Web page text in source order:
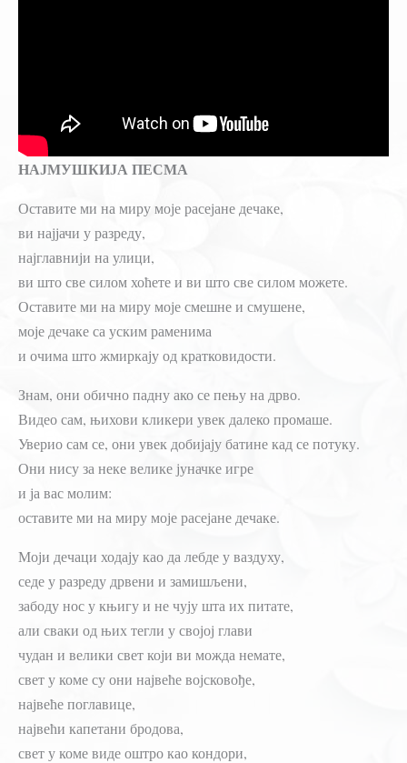
НАЈМУШКИЈА ПЕСМА
Оставите ми на миру моје расејане дечаке,
ви најјачи у разреду,
најглавнији на улици,
ви што све силом хоћете и ви што све силом можете.
Оставите ми на миру моје смешне и смушене,
моје дечаке са уским раменима
и очима што жмиркају од кратковидости.
Знам, они обично падну ако се пењу на дрво.
Видео сам, њихови кликери увек далеко промаше.
Уверио сам се, они увек добијају батине кад се потуку.
Они нису за неке велике јуначке игре
и ја вас молим:
оставите ми на миру моје расејане дечаке.
Моји дечаци ходају као да лебде у ваздуху,
седе у разреду дрвени и замишљени,
забоду нос у књигу и не чују шта их питате,
али сваки од њих тегли у својој глави
чудан и велики свет који ви можда немате,
свет у коме су они највеће војсковође,
највеће поглавице,
највећи капетани бродова,
свет у коме виде оштро као кондори,